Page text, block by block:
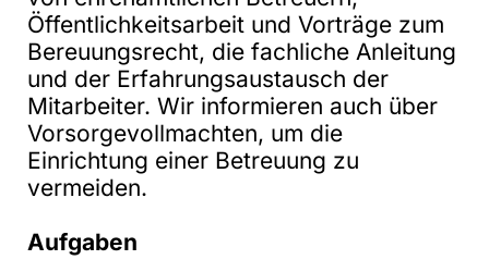
Öffentlichkeitsarbeit und Vorträge zum
Bereuungsrecht, die fachliche Anleitung
und der Erfahrungsaustausch der
Mitarbeiter. Wir informieren auch über
Vorsorgevollmachten, um die
Einrichtung einer Betreuung zu
vermeiden.
Aufgaben